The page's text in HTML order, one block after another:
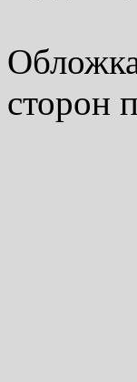
сторон